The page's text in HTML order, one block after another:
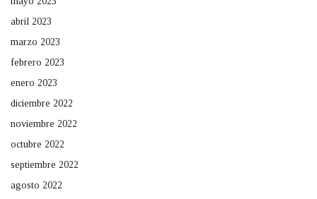
abril 2023
marzo 2023
febrero 2023
enero 2023
diciembre 2022
noviembre 2022
octubre 2022
septiembre 2022
agosto 2022